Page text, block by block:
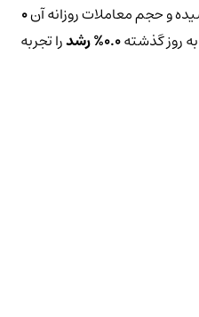
و حجم معاملات روزانه آن0
روز گذشته0.0% رشدرا تجربه